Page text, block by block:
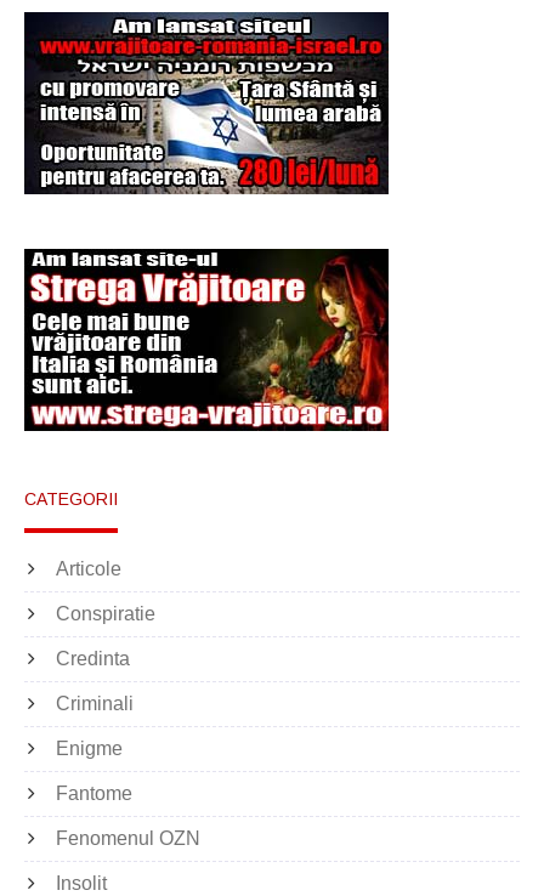
CATEGORII
Articole
Conspiratie
Credinta
Criminali
Enigme
Fantome
Fenomenul OZN
Insolit